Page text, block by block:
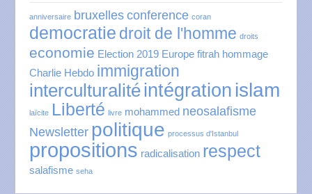
anniversaire bruxelles conference coran
democratie droit de l'homme droits
economie Election 2019 Europe fitrah hommage
Charlie Hebdo immigration
interculturalitéintégration islam
laïcite Liberté livre mohammed neosalafisme
Newsletter politique processus d'Istanbul
propositions radicalisation respect
salafisme seha